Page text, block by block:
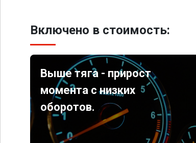
Включено в стоимость:
Выше тяга - прирост
момента с низких
оборотов.